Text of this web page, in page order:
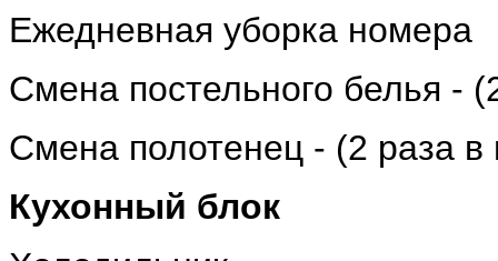
Ежедневная уборка номера
Cмена постельного белья -
Смена полотенец - (2 раза
Кухонный блок